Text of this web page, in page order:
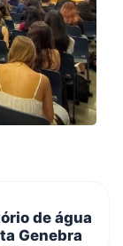
de água
Genebra